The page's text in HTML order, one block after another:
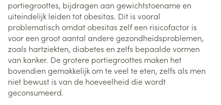
portiegroottes, bijdragen aan gewichtstoename en
uiteindelijk leiden tot obesitas. Dit is vooral
problematisch omdat obesitas zelf een risicofactor is
voor een groot aantal andere gezondheidsproblemen,
zoals hartziekten, diabetes en zelfs bepaalde vormen
van kanker. De grotere portiegroottes maken het
bovendien gemakkelijk om te veel te eten, zelfs als men
niet bewust is van de hoeveelheid die wordt
geconsumeerd.